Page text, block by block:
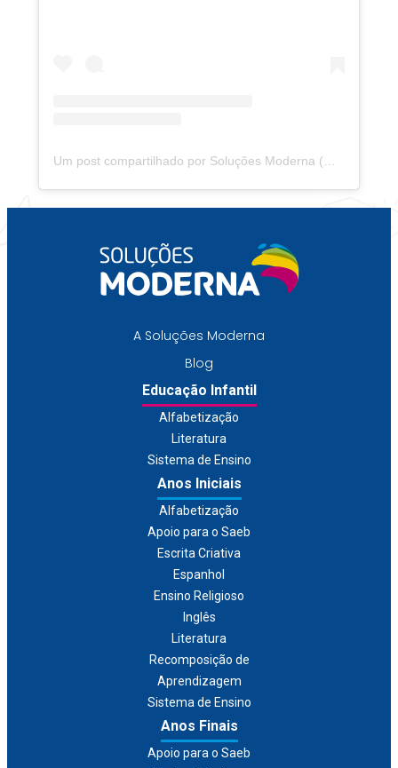
A Soluções Moderna
Blog
Educação Infantil
Alfabetização
Literatura
Sistema de Ensino
Anos Iniciais
Alfabetização
Apoio para o Saeb
Escrita Criativa
Espanhol
Ensino Religioso
Inglês
Literatura
Recomposição de
Aprendizagem
Sistema de Ensino
Anos Finais
Apoio para o Saeb